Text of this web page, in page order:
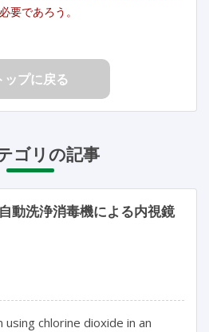
要であろう。
ップに戻る
ゴリの記事
動洗浄消毒機による内視鏡
chlorine dioxide in an